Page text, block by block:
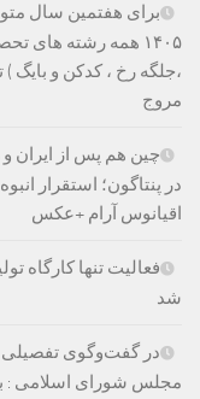
برای هفتمین سال
۱۴۰۵ همه رشته های
،جلگه رخ ، کدکن و
مروج
چین هم پس از ایران
اقیانوس آرام +عکس
فعالیت تنها کارگاه
شد
در گفت‌وگوی تفصیلی